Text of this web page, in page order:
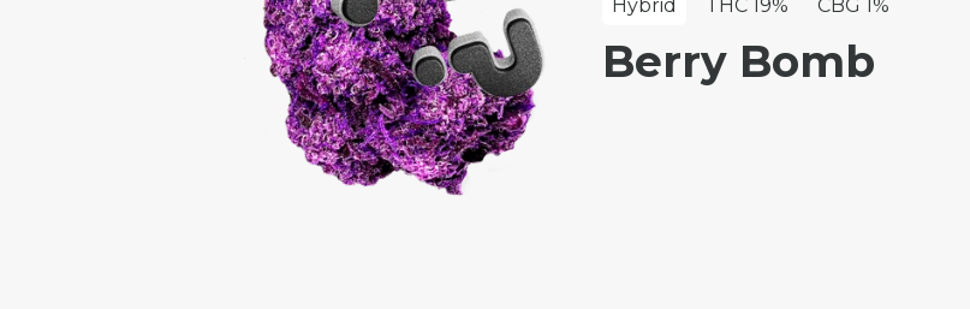
Hybrid THC 19% CBG 1%
Berry Bomb